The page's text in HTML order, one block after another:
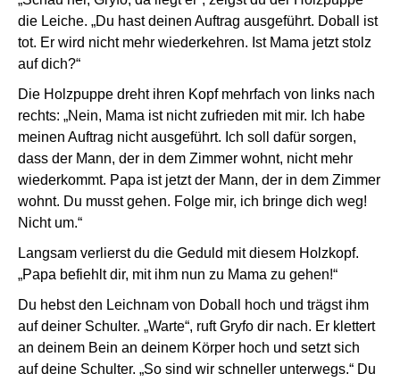
die Leiche. „Du hast deinen Auftrag ausgeführt. Doball ist
tot. Er wird nicht mehr wiederkehren. Ist Mama jetzt stolz
auf dich?“
Die Holzpuppe dreht ihren Kopf mehrfach von links nach
rechts: „Nein, Mama ist nicht zufrieden mit mir. Ich habe
meinen Auftrag nicht ausgeführt. Ich soll dafür sorgen,
dass der Mann, der in dem Zimmer wohnt, nicht mehr
wiederkommt. Papa ist jetzt der Mann, der in dem Zimmer
wohnt. Du musst gehen. Folge mir, ich bringe dich weg!
Nicht um.“
Langsam verlierst du die Geduld mit diesem Holzkopf.
„Papa befiehlt dir, mit ihm nun zu Mama zu gehen!“
Du hebst den Leichnam von Doball hoch und trägst ihm
auf deiner Schulter. „Warte“, ruft Gryfo dir nach. Er klettert
an deinem Bein an deinem Körper hoch und setzt sich
auf deine Schulter. „So sind wir schneller unterwegs.“ Du